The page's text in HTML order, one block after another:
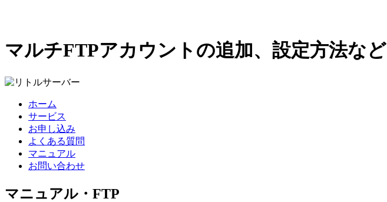
マルチFTPアカウントの追加、設定方法など
ホーム
サービス
お申し込み
よくある質問
マニュアル
お問い合わせ
マニュアル・FTP